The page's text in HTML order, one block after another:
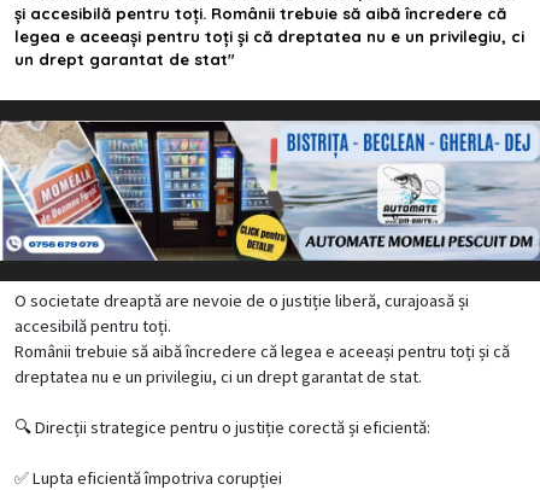
și accesibilă pentru toți. Românii trebuie să aibă încredere că
legea e aceeași pentru toți și că dreptatea nu e un privilegiu, ci
un drept garantat de stat"
O societate dreaptă are nevoie de o justiție liberă, curajoasă și
accesibilă pentru toți.
Românii trebuie să aibă încredere că legea e aceeași pentru toți și că
dreptatea nu e un privilegiu, ci un drept garantat de stat.
🔍 Direcții strategice pentru o justiție corectă și eficientă:
✅ Lupta eficientă împotriva corupției